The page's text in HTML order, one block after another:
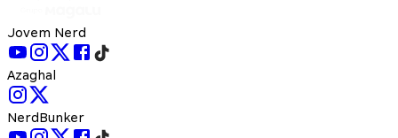
Jovem Nerd
Azaghal
NerdBunker